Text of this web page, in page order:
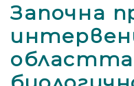
Започна